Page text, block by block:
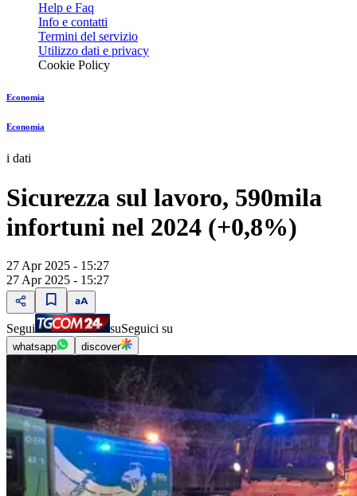
Help e Faq
Info e contatti
Termini del servizio
Utilizzo dati e privacy
Cookie Policy
Economia
Economia
i dati
Sicurezza sul lavoro, 590mila
infortuni nel 2024 (+0,8%)
27 Apr 2025 - 15:27
27 Apr 2025 - 15:27
Segui suSeguici su
whatsapp discover